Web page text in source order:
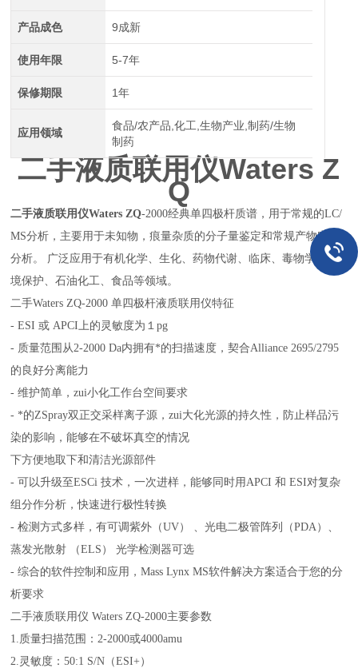
产品成色 9成新
使用年限 5-7年
保修期限 1年
应用领域
食品/农产品,化工,生物产业,制药/生物
制药
二手液质联用仪Waters Z
Q
二手液质联用仪Waters ZQ-2000经典单四极杆质谱，用于常规的LC/
MS分析，主要用于未知物，痕量杂质的分子量鉴定和常规产物定性
分析。 广泛应用于有机化学、生化、药物代谢、临床、毒物学、环
境保护、石油化工、食品等领域。
二手Waters ZQ-2000 单四极杆液质联用仪特征
- ESI 或 APCI上的灵敏度为１pg
- 质量范围从2-2000 Da内拥有*的扫描速度，契合Alliance 2695/2795
的良好分离能力
- 维护简单，zui小化工作台空间要求
- *的ZSpray双正交采样离子源，zui大化光源的持久性，防止样品污
染的影响，能够在不破坏真空的情况
下方便地取下和清洁光源部件
- 可以升级至ESCi 技术，一次进样，能够同时用APCI 和 ESI对复杂
组分作分析，快速进行极性转换
- 检测方式多样，有可调紫外（UV） 、光电二极管阵列（PDA）、
蒸发光散射 （ELS） 光学检测器可选
- 综合的软件控制和应用，Mass Lynx MS软件解决方案适合于您的分
析要求
二手液质联用仪 Waters ZQ-2000主要参数
1.质量扫描范围：2-2000或4000amu
2.灵敏度：50:1 S/N（ESI+）